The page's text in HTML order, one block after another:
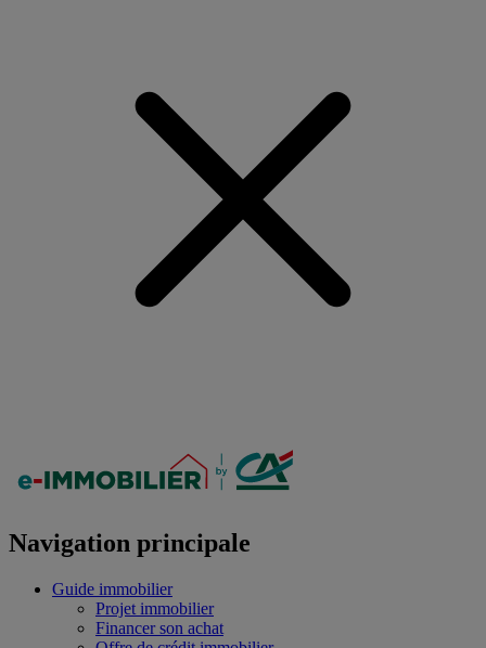
Navigation principale
Guide immobilier
Projet immobilier
Financer son achat